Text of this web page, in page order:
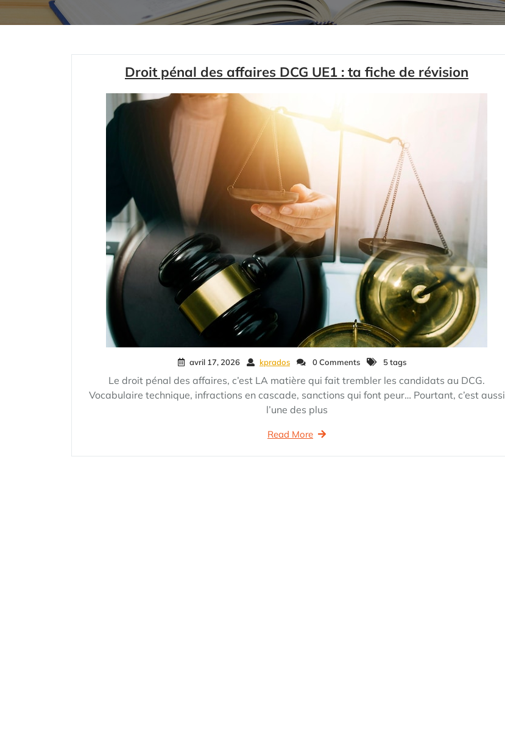
Droit pénal des affaires DCG UE1 : ta fiche de révision
avril 17, 2026 kprados 0 Comments 5 tags
Le droit pénal des affaires, c’est LA matière qui fait trembler les candidats au DCG.
Vocabulaire technique, infractions en cascade, sanctions qui font peur… Pourtant, c’est aussi
l’une des plus
Read More